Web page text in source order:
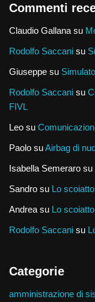
Commenti
Claudio Gallana su
Rodolfo Saccani su
Giuseppe su
Rodolfo Saccani su
FIVL
Leo su
Paolo suAirbag di
Isabella Semeraro su
Sandro su Lo
Andrea su Lo
Rodolfo Saccani su
Categorie
amministrazione di